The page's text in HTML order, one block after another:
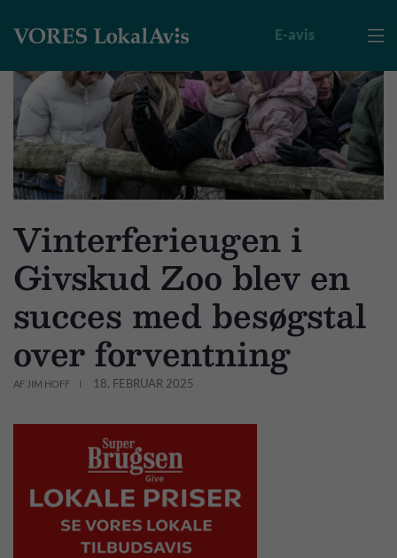

E-avis
Vinterferieugen i
Givskud Zoo blev en
succes med besøgstal
over forventning
AF JIM HOFF 18. FEBRUAR 2025